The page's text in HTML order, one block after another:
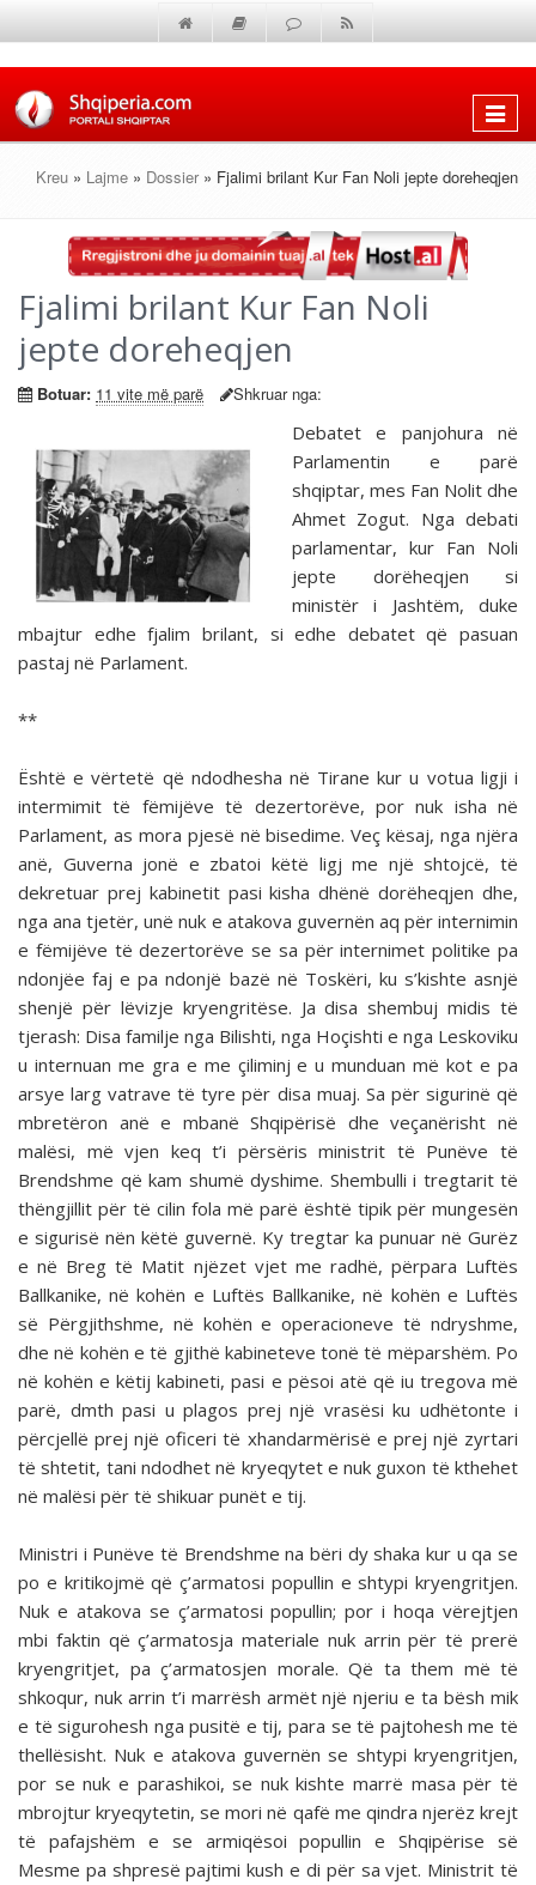
Shfaq
Kreu » Lajme » Dossier » Fjalimi brilant Kur Fan Noli jepte doreheqjen
Fjalimi brilant Kur Fan Noli
jepte doreheqjen
Botuar: 11 vite më parë Shkruar nga:
Debatet e panjohura në
Parlamentin e parë
shqiptar, mes Fan Nolit dhe
Ahmet Zogut. Nga debati
parlamentar, kur Fan Noli
jepte dorëheqjen si
ministër i Jashtëm, duke
mbajtur edhe fjalim brilant, si edhe debatet që pasuan
pastaj në Parlament.
**
Është e vërtetë që ndodhesha në Tirane kur u votua ligji i
intermimit të fëmijëve të dezertorëve, por nuk isha në
Parlament, as mora pjesë në bisedime. Veç kësaj, nga njëra
anë, Guverna jonë e zbatoi këtë ligj me një shtojcë, të
dekretuar prej kabinetit pasi kisha dhënë dorëheqjen dhe,
nga ana tjetër, unë nuk e atakova guvernën aq për interni­min
e fëmijëve të dezertorëve se sa për internimet politike pa
ndonjëe faj e pa ndonjë bazë në Toskëri, ku s’kishte asnjë
shenjë për lëvizje kryengritëse. Ja disa shembuj midis të
tjerash: Disa familje nga Bilishti, nga Hoçishti e nga Les­koviku
u internuan me gra e me çiliminj e u munduan më kot e pa
arsye larg vatrave të tyre për disa muaj. Sa për sigurinë që
mbretëron anë e mbanë Shqipërisë dhe veçanërisht në
malësi, më vjen keq t’i përsëris ministrit të Punëve të
Brendshme që kam shumë dyshime. Shembulli i tregtarit të
thëngjillit për të cilin fola më parë është tipik për mungesën
e sigurisë nën këtë guvernë. Ky tregtar ka punuar në Gurëz
e në Breg të Matit njëzet vjet me radhë, përpara Luftës
Ballkanike, në kohën e Luftës Ballkanike, në kohën e Luftës
së Përgjithshme, në kohën e operacione­ve të ndryshme,
dhe në kohën e të gjithë kabineteve tonë të mëparshëm. Po
në kohën e këtij kabineti, pasi e pësoi atë që iu tregova më
parë, dmth pasi u plagos prej një vrasësi ku udhëtonte i
përcjellë prej një oficeri të xhandarmërisë e prej një zyrtari
të shtetit, tani ndodhet në kryeqytet e nuk guxon të kthehet
në malësi për të shikuar punët e tij.
Ministri i Punëve të Brendshme na bëri dy shaka kur u qa se
po e kritikojmë që ç’armatosi popullin e shtypi kry­engritjen.
Nuk e atakova se ç’armatosi popullin; por i hoqa vërejtjen
mbi faktin që ç’armatosja materiale nuk arrin për të prerë
kryengritjet, pa ç’armatosjen morale. Që ta them më të
shkoqur, nuk arrin t’i marrësh armët një njeriu e ta bësh mik
e të sigurohesh nga pusitë e tij, para se të pajtohesh me të
thellësisht. Nuk e atakova guvernën se shtypi kryengritjen,
por se nuk e parashikoi, se nuk kishte marrë masa për të
mbrojtur kryeqytetin, se mori në qafë me qindra njerëz krejt
të pafajshëm e se armiqësoi popullin e Shqipërise së
Mesme pa shpresë pajtimi kush e di për sa vjet. Ministrit të